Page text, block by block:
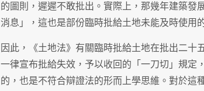
的圖則，遲遲不敢批出。實際上，那幾年建築發
消息」，這也是部份臨時批給土地未能及時使用
因此，《土地法》有關臨時批給土地在批出二
一律宣布批給失效，予以收回的「一刀切」規定
的，也是不符合辯證法的形而上學思維。對於這